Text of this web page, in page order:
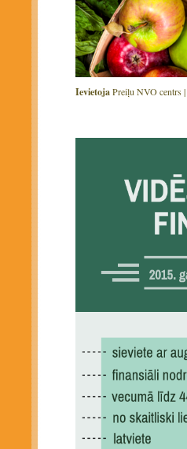
IevietojaPreiļu NVO centrs |